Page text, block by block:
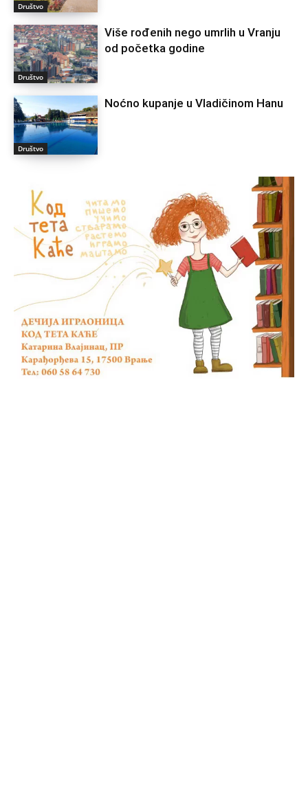
Društvo
Društvo
Više rođenih nego umrlih u Vranju
od početka godine
Društvo
Noćno kupanje u Vladičinom Hanu